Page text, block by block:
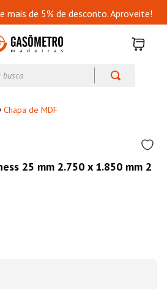
mais de 5% de desconto. Aproveite!
Chapa de MDF
25 mm 2.750 x 1.850 mm 2